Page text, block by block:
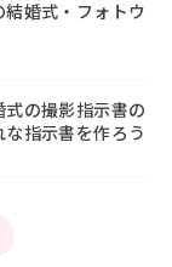
婚式・フォトウ
式の撮影指示書の
指示書を作ろう